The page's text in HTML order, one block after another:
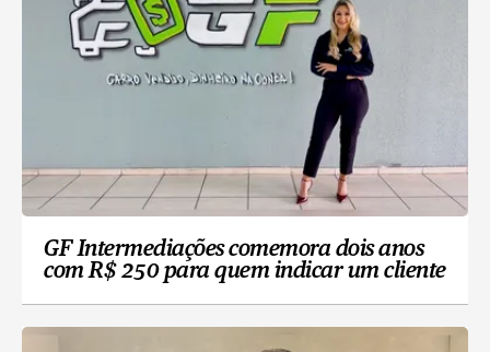
GF Intermediações comemora dois anos
com R$ 250 para quem indicar um cliente